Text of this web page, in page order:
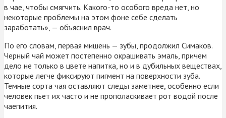
в чае, чтобы смягчить. Какого-то особого вреда нет, но
некоторые проблемы на этом фоне себе сделать
заработать», — объяснил врач.
По его словам, первая мишень — зубы, продолжил Симаков.
Черный чай может постепенно окрашивать эмаль, причем
дело не только в цвете напитка, но и в дубильных веществах,
которые легче фиксируют пигмент на поверхности зуба.
Темные сорта чая оставляют следы заметнее, особенно если
человек пьет их часто и не прополаскивает рот водой после
чаепития.